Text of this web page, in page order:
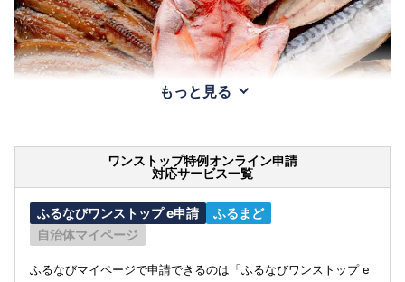
もっと見る
ワンストップ特例オンライン申請
対応サービス一覧
ふるなびワンストップ e申請
ふるまど
自治体マイページ
ふるなびマイページで申請できるのは「ふるなびワンストップ e